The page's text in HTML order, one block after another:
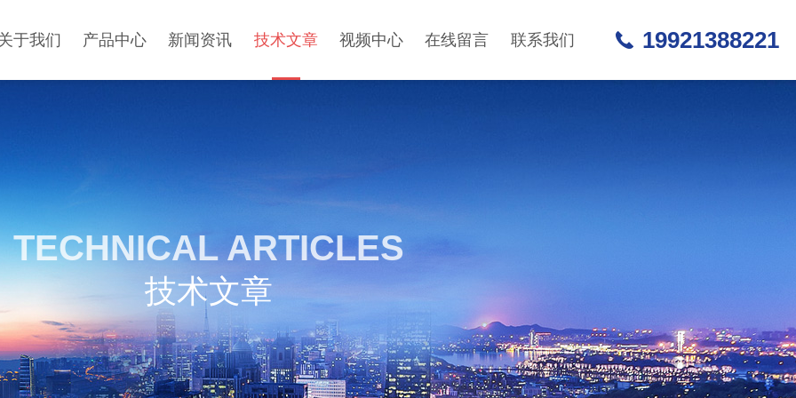
于我们 产品中心 新闻资讯 技术文章 视频中心 在线留言 联系我们 19921388221
TECHNICAL ARTICLES
技术文章